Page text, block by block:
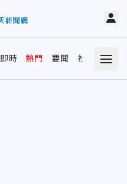
即時 熱門 要聞 社會 娛樂